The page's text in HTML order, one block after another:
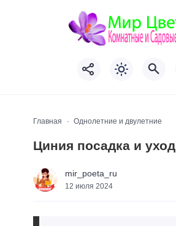
Главная Однолетние и двулетние
Циния посадка и уход
mir_poeta_ru
12 июля 2024